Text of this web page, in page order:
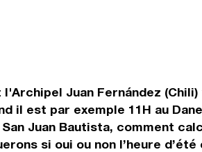
Juan Fernández
il est par exemple 11H au
Juan Bautista, comment
si oui ou non l’heure